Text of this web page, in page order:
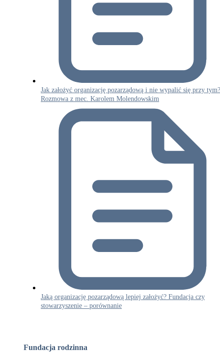
Jak założyć organizację pozarządową i nie wypalić się przy tym?
Rozmowa z mec. Karolem Molendowskim
Jaką organizację pozarządową lepiej założyć? Fundacja czy
stowarzyszenie – porównanie
Fundacja rodzinna